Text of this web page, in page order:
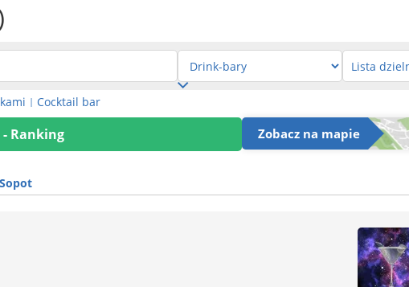
| Cocktail bar
Ranking Zobacz na mapie
Sopot